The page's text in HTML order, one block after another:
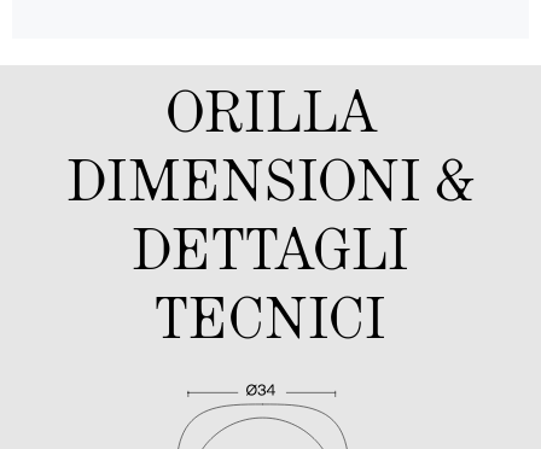
ORILLA
DIMENSIONI &
DETTAGLI
TECNICI